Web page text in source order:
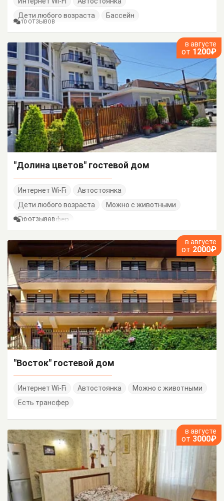
Дети любого возраста
Бассейн
10 ОТЗЫВОВ
в августе
от 1200₽
"Долина цветов" гостевой дом
Интернет Wi-Fi
Автостоянка
Дети любого возраста
Можно с животными
Есть трансфер
10 ОТЗЫВОВ
в августе
от 2000₽
"Восток" гостевой дом
Интернет Wi-Fi Автостоянка
Можно с животными
Есть трансфер
в августе
от 3000₽